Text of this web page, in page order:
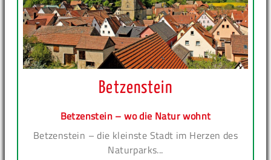
Betzenstein
Betzenstein – wo die Natur wohnt
Betzenstein – die kleinste Stadt im Herzen des
Naturparks...